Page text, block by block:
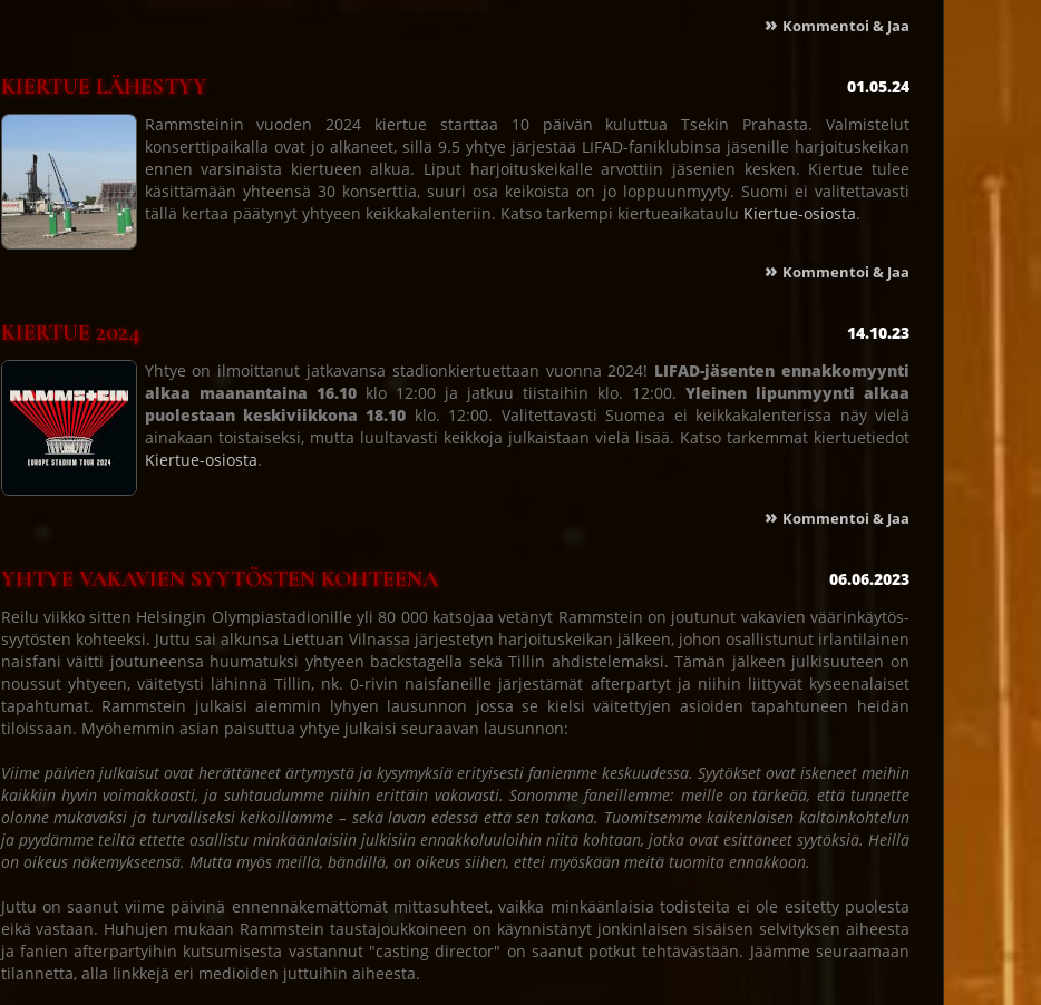
» Kommentoi & Jaa
KIERTUE LÄHESTYY
01.05.24
Rammsteinin vuoden 2024 kiertue starttaa 10 päivän kuluttua Tsekin Prahasta. Valmistelut
konserttipaikalla ovat jo alkaneet, sillä 9.5 yhtye järjestää LIFAD-faniklubinsa jäsenille harjoituskeikan
ennen varsinaista kiertueen alkua. Liput harjoituskeikalle arvottiin jäsenien kesken. Kiertue tulee
käsittämään yhteensä 30 konserttia, suuri osa keikoista on jo loppuunmyyty. Suomi ei valitettavasti
tällä kertaa päätynyt yhtyeen keikkakalenteriin. Katso tarkempi kiertueaikataulu Kiertue-osiosta.
» Kommentoi & Jaa
KIERTUE 2024
14.10.23
Yhtye on ilmoittanut jatkavansa stadionkiertuettaan vuonna 2024! LIFAD-jäsenten ennakkomyynti
alkaa maanantaina 16.10klo 12:00 ja jatkuu tiistaihin klo. 12:00. Yleinen lipunmyynti alkaa
puolestaan keskiviikkona 18.10 klo. 12:00. Valitettavasti Suomea ei keikkakalenterissa näy vielä
ainakaan toistaiseksi, mutta luultavasti keikkoja julkaistaan vielä lisää. Katso tarkemmat kiertuetiedot
Kiertue-osiosta.
» Kommentoi & Jaa
YHTYE VAKAVIEN SYYTÖSTEN KOHTEENA
06.06.2023
Reilu viikko sitten Helsingin Olympiastadionille yli 80 000 katsojaa vetänyt Rammstein on joutunut vakavien väärinkäytös-
syytösten kohteeksi. Juttu sai alkunsa Liettuan Vilnassa järjestetyn harjoituskeikan jälkeen, johon osallistunut irlantilainen
naisfani väitti joutuneensa huumatuksi yhtyeen backstagella sekä Tillin ahdistelemaksi. Tämän jälkeen julkisuuteen on
noussut yhtyeen, väitetysti lähinnä Tillin, nk. 0-rivin naisfaneille järjestämät afterpartyt ja niihin liittyvät kyseenalaiset
tapahtumat. Rammstein julkaisi aiemmin lyhyen lausunnon jossa se kielsi väitettyjen asioiden tapahtuneen heidän
tiloissaan. Myöhemmin asian paisuttua yhtye julkaisi seuraavan lausunnon:
Viime päivien julkaisut ovat herättäneet ärtymystä ja kysymyksiä erityisesti faniemme keskuudessa. Syytökset ovat iskeneet meihin
kaikkiin hyvin voimakkaasti, ja suhtaudumme niihin erittäin vakavasti. Sanomme faneillemme: meille on tärkeää, että tunnette
olonne mukavaksi ja turvalliseksi keikoillamme – sekä lavan edessä että sen takana. Tuomitsemme kaikenlaisen kaltoinkohtelun
ja pyydämme teiltä ettette osallistu minkäänlaisiin julkisiin ennakkoluuloihin niitä kohtaan, jotka ovat esittäneet syytöksiä. Heillä
on oikeus näkemykseensä. Mutta myös meillä, bändillä, on oikeus siihen, ettei myöskään meitä tuomita ennakkoon.
Juttu on saanut viime päivinä ennennäkemättömät mittasuhteet, vaikka minkäänlaisia todisteita ei ole esitetty puolesta
eikä vastaan. Huhujen mukaan Rammstein taustajoukkoineen on käynnistänyt jonkinlaisen sisäisen selvityksen aiheesta
ja fanien afterpartyihin kutsumisesta vastannut "casting director" on saanut potkut tehtävästään. Jäämme seuraamaan
tilannetta, alla linkkejä eri medioiden juttuihin aiheesta.